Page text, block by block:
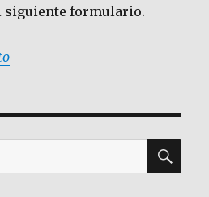
siguiente formulario.